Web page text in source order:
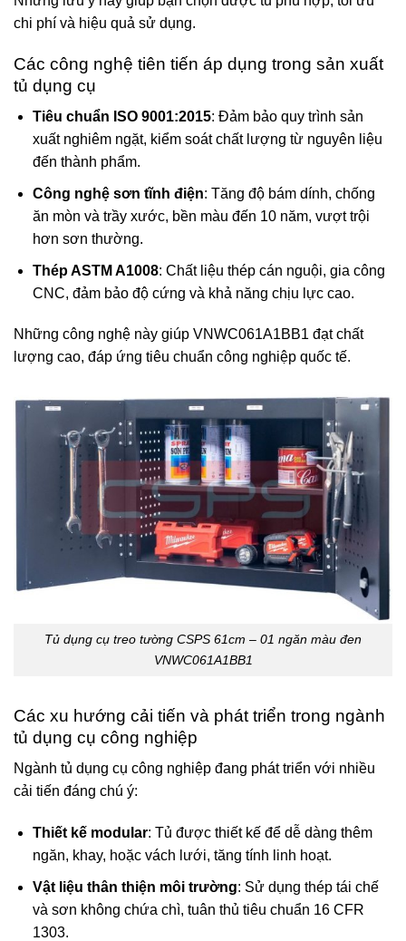
chi phí và hiệu quả sử dụng.
Các công nghệ tiên tiến áp dụng trong sản xuất
tủ dụng cụ
Tiêu chuẩn ISO 9001:2015: Đảm bảo quy trình sản
xuất nghiêm ngặt, kiểm soát chất lượng từ nguyên liệu
đến thành phẩm.
Công nghệ sơn tĩnh điện: Tăng độ bám dính, chống
ăn mòn và trầy xước, bền màu đến 10 năm, vượt trội
hơn sơn thường.
Thép ASTM A1008: Chất liệu thép cán nguội, gia công
CNC, đảm bảo độ cứng và khả năng chịu lực cao.
Những công nghệ này giúp VNWC061A1BB1 đạt chất
lượng cao, đáp ứng tiêu chuẩn công nghiệp quốc tế.
Tủ dụng cụ treo tường CSPS 61cm – 01 ngăn màu đen
VNWC061A1BB1
Các xu hướng cải tiến và phát triển trong ngành
tủ dụng cụ công nghiệp
Ngành tủ dụng cụ công nghiệp đang phát triển với nhiều
cải tiến đáng chú ý:
Thiết kế modular: Tủ được thiết kế để dễ dàng thêm
ngăn, khay, hoặc vách lưới, tăng tính linh hoạt.
Vật liệu thân thiện môi trường: Sử dụng thép tái chế
và sơn không chứa chì, tuân thủ tiêu chuẩn 16 CFR
1303.